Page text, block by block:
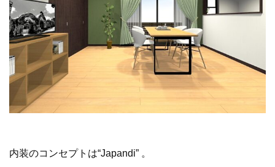
内装のコンセプトは“Japandi” 。